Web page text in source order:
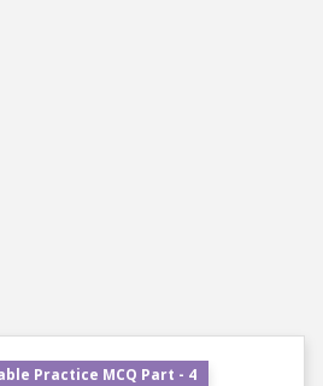
Practice MCQ Part - 4